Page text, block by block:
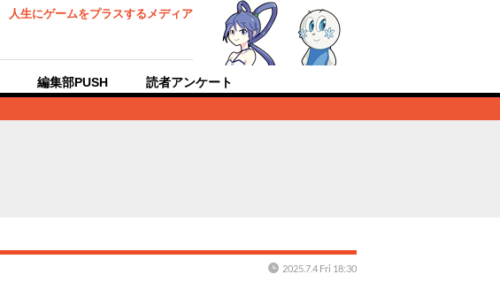
人生にゲームをプラスするメディア
編集部PUSH 読者アンケート
2025.7.4 Fri 18:30